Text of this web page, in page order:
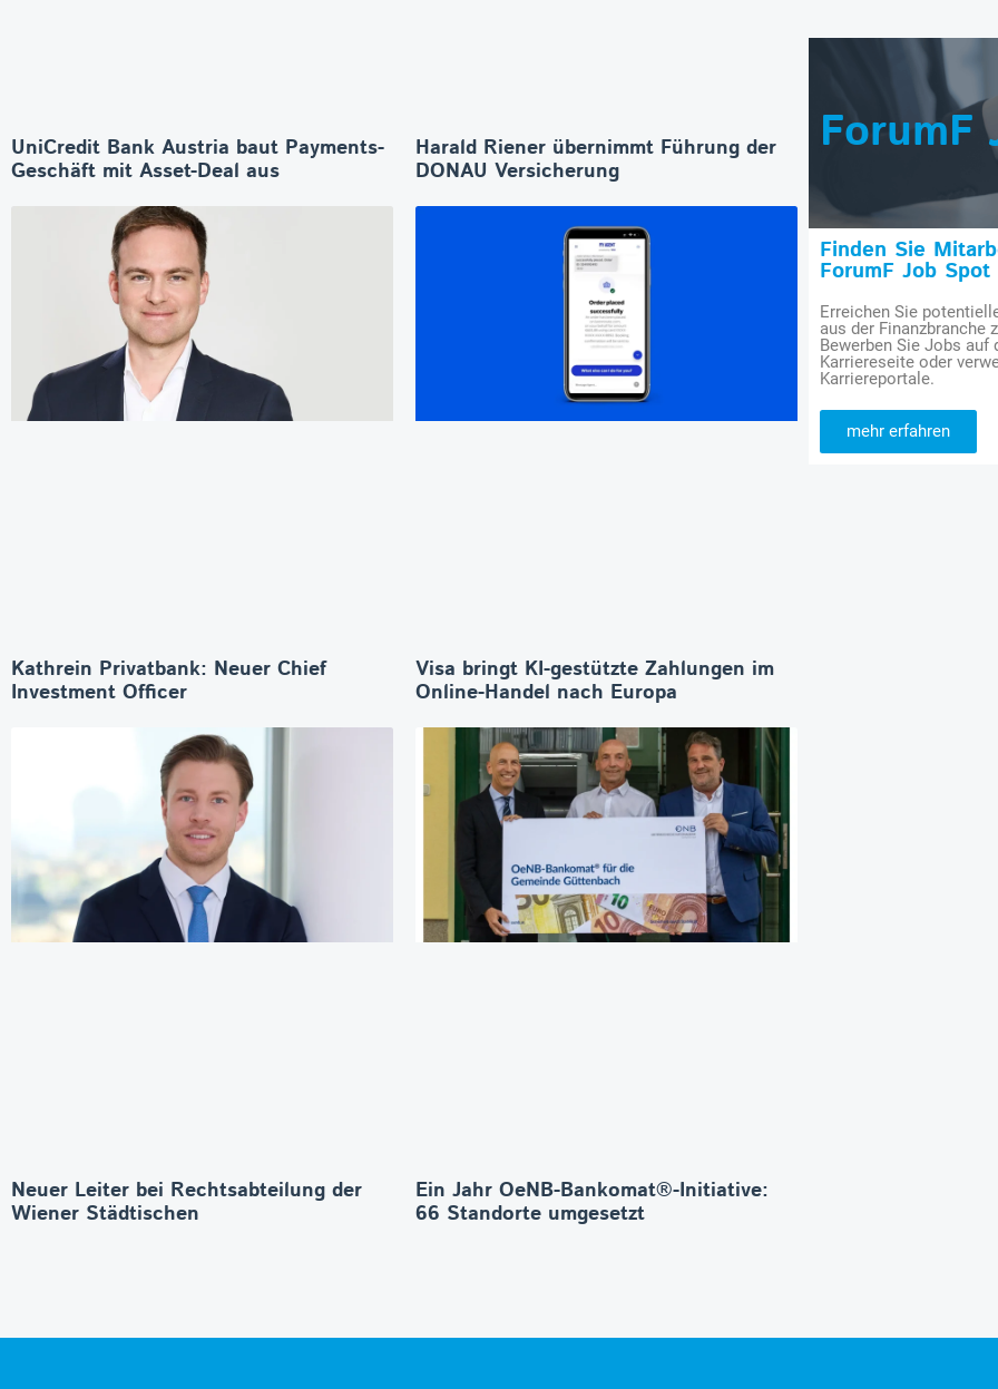
UniCredit Bank Austria baut Payments-
Geschäft mit Asset-Deal aus
Harald Riener übernimmt Führung der
DONAU Versicherung
Kathrein Privatbank: Neuer Chief
Investment Officer
Visa bringt KI-gestützte Zahlungen im
Online-Handel nach Europa
Neuer Leiter bei Rechtsabteilung der
Wiener Städtischen
Ein Jahr OeNB-Bankomat®-Initiative:
66 Standorte umgesetzt
ForumF
Finden Sie
ForumF Job Spot
Erreichen Sie
aus der Finanzbranche
Bewerben Sie Jobs auf
Karriereseite oder
Karriereportale.
mehr erfahren